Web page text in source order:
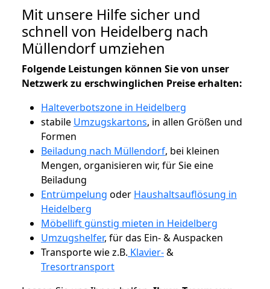
Mit unsere Hilfe sicher und
schnell von Heidelberg nach
Müllendorf umziehen
Folgende Leistungen können Sie von unser
Netzwerk zu erschwinglichen Preise erhalten:
Halteverbotszone in Heidelberg
stabile Umzugskartons, in allen Größen und
Formen
Beiladung nach Müllendorf, bei kleinen
Mengen, organisieren wir, für Sie eine
Beiladung
Entrümpelung oder Haushaltsauflösung in
Heidelberg
Möbellift günstig mieten in Heidelberg
Umzugshelfer, für das Ein- & Auspacken
Transporte wie z.B. Klavier-&
Tresortransport